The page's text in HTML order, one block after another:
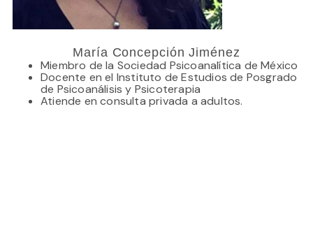
María Concepción Jiménez
Miembro de la Sociedad Psicoanalítica de México
Docente en el Instituto de Estudios de Posgrado
de Psicoanálisis y Psicoterapia
Atiende en consulta privada a adultos.